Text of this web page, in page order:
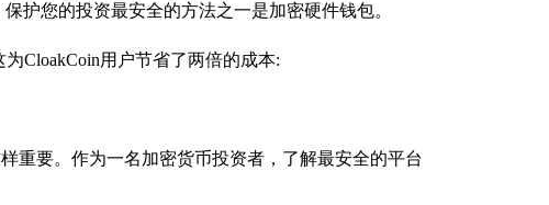
护您的投资最安全的方法之一是加密硬件钱包。
CloakCoin用户节省了两倍的成本:
重要。作为一名加密货币投资者，了解最安全的平台